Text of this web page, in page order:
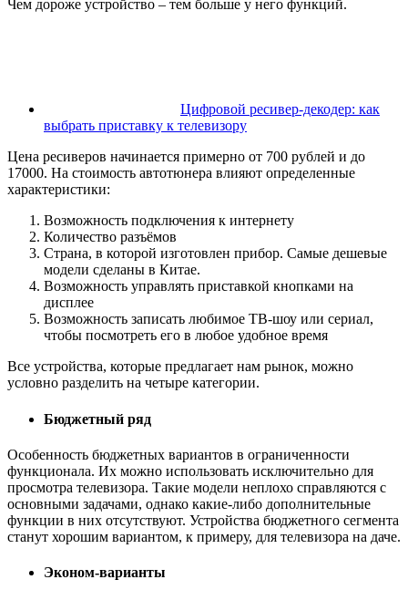
Чем дороже устройство – тем больше у него функций.
Цифровой ресивер-декодер: как
выбрать приставку к телевизору
Цена ресиверов начинается примерно от 700 рублей и до
17000. На стоимость автотюнера влияют определенные
характеристики:
Возможность подключения к интернету
Количество разъёмов
Страна, в которой изготовлен прибор. Самые дешевые
модели сделаны в Китае.
Возможность управлять приставкой кнопками на
дисплее
Возможность записать любимое ТВ-шоу или сериал,
чтобы посмотреть его в любое удобное время
Все устройства, которые предлагает нам рынок, можно
условно разделить на четыре категории.
Бюджетный ряд
Особенность бюджетных вариантов в ограниченности
функционала. Их можно использовать исключительно для
просмотра телевизора. Такие модели неплохо справляются с
основными задачами, однако какие-либо дополнительные
функции в них отсутствуют. Устройства бюджетного сегмента
станут хорошим вариантом, к примеру, для телевизора на даче.
Эконом-варианты